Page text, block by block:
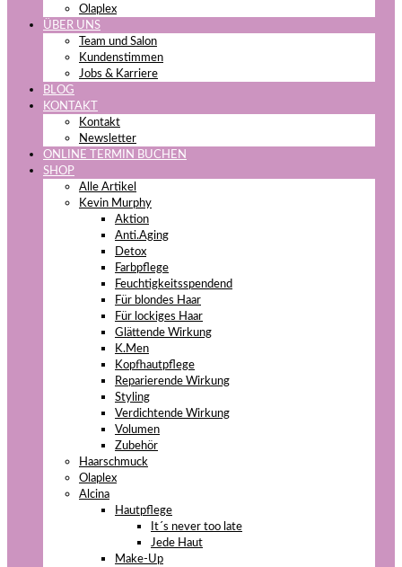
Olaplex
ÜBER UNS
Team und Salon
Kundenstimmen
Jobs & Karriere
BLOG
KONTAKT
Kontakt
Newsletter
ONLINE TERMIN BUCHEN
SHOP
Alle Artikel
Kevin Murphy
Aktion
Anti.Aging
Detox
Farbpflege
Feuchtigkeitsspendend
Für blondes Haar
Für lockiges Haar
Glättende Wirkung
K.Men
Kopfhautpflege
Reparierende Wirkung
Styling
Verdichtende Wirkung
Volumen
Zubehör
Haarschmuck
Olaplex
Alcina
Hautpflege
It´s never too late
Jede Haut
Make-Up